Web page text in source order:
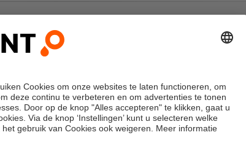
U hebt nog vragen? U kunt ons altijd
contactformulier.
085 20 85 800